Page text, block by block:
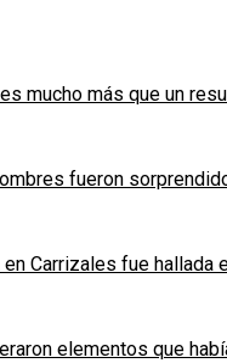
mucho más que un
fueron
Carrizales fue hallada
elementos que